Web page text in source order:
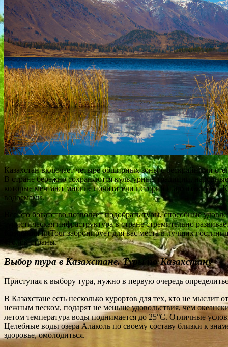
Казахстан включает четыре обширных зоны с бескрайними
В стране бережно сохраняются культурные традиции,
которые мечтают многие почитатели истории и
водоемами.
Все это богатство позволяет подобрать туры, способные
туристическая инфраструктура в стране стремительно
Компания IntTour забронирует для вас места в лучших
уголок страны.
Выбор тура в Казахстане. Туры по Казахстану
Приступая к выбору тура, нужно в первую очередь
В Казахстане есть несколько курортов для тех, кто не
нежным песком, подарят не меньше удовольствия, чем
летом температура воды поднимается до 25°C. Отличные
Целебные воды озера Алаколь по своему составу близки к
здоровье, омолодиться.